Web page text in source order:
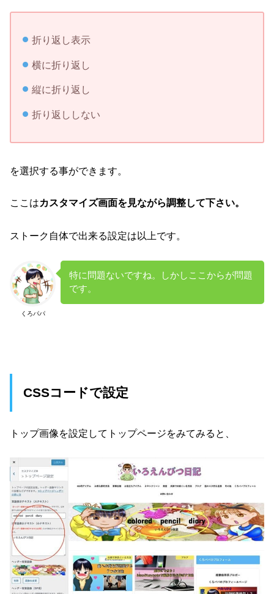
折り返し表示
横に折り返し
縦に折り返し
折り返ししない
を選択する事ができます。
ここはカスタマイズ画面を見ながら調整して下さい。
ストーク自体で出来る設定は以上です。
くろパパ
特に問題ないですね。しかしここからが問題
です。
CSSコードで設定
トップ画像を設定してトップページをみてみると、